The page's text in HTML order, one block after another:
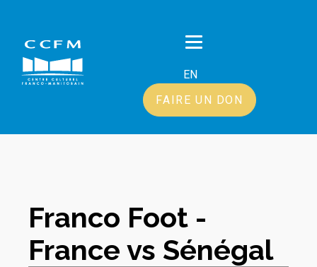
EN
FAIRE UN DON
Franco Foot -
France vs Sénégal